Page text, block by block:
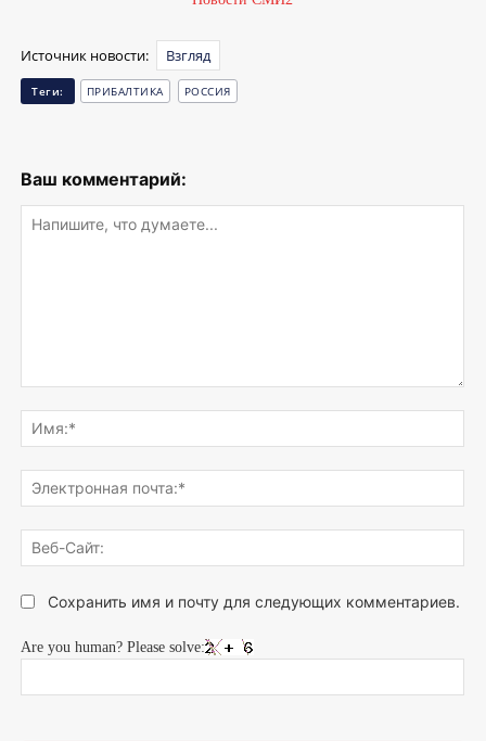
Источник новости: Взгляд
Теги: ПРИБАЛТИКА РОССИЯ
Ваш комментарий:
что
думаете...
Сохранить имя и почту для следующих комментариев.
Are you human? Please solve: